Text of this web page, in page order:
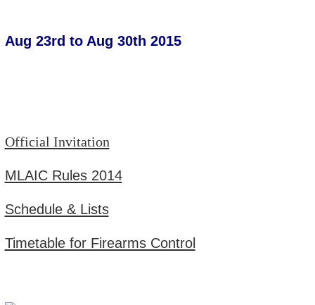
Aug 23rd to Aug 30th 2015
Official Invitation
MLAIC Rules 2014
Schedule & Lists
Timetable for Firearms Control